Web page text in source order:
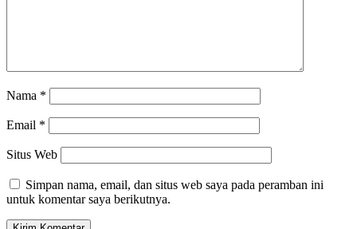
Nama *
Email *
Situs Web
Simpan nama, email, dan situs web saya pada peramban ini
untuk komentar saya berikutnya.